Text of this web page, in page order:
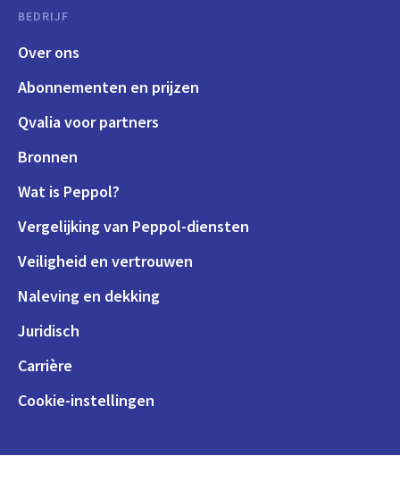
BEDRIJF
Over ons
Abonnementen en prijzen
Qvalia voor partners
Bronnen
Wat is Peppol?
Vergelijking van Peppol-diensten
Veiligheid en vertrouwen
Naleving en dekking
Juridisch
Carrière
Cookie-instellingen